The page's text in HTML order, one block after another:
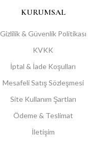
KURUMSAL
Gizlilik & Güvenlik Politikası
KVKK
İptal & İade Koşulları
Mesafeli Satış Sözleşmesi
Site Kullanım Şartları
Ödeme & Teslimat
İletişim